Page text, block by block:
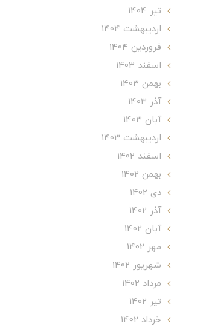
تير 1404
ارديبهشت 1404
فروردین 1404
اسفند 1403
بهمن 1403
آذر 1403
آبان 1403
ارديبهشت 1403
اسفند 1402
بهمن 1402
دی 1402
آذر 1402
آبان 1402
مهر 1402
شهریور 1402
مرداد 1402
تير 1402
خرداد 1402